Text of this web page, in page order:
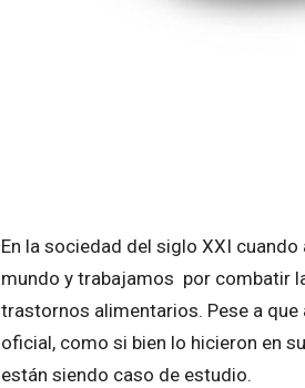
En la sociedad del siglo XXI
mundo y trabajamos por combatir
trastornos alimentarios. Pese a
oficial, como si bien lo hicieron en
están siendo caso de estudio.